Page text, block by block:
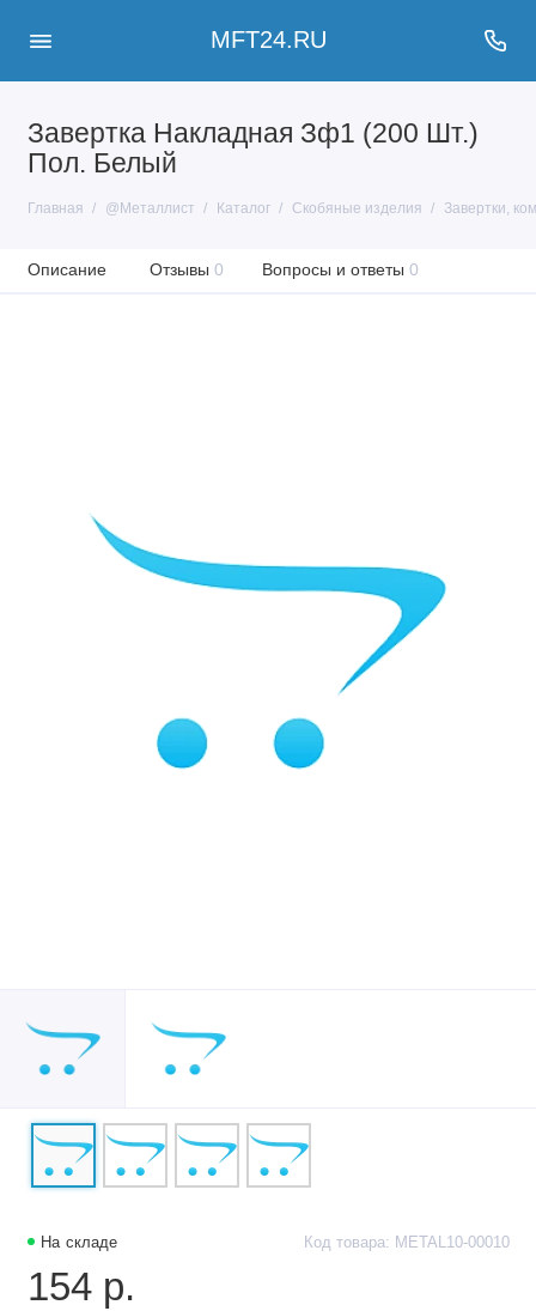
MFT24.RU
Завертка Накладная Зф1 (200 Шт.)
Пол. Белый
Главная @Металлист Каталог Скобяные изделия Завертки,
Описание Отзывы 0 Вопросы и ответы 0
На складе Код товара: METAL10-00010
154 р.